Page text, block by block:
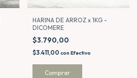
HARINA DE ARROZ x 1KG -
DICOMERE
$3.790,00
$3.411,00 con Efectivo